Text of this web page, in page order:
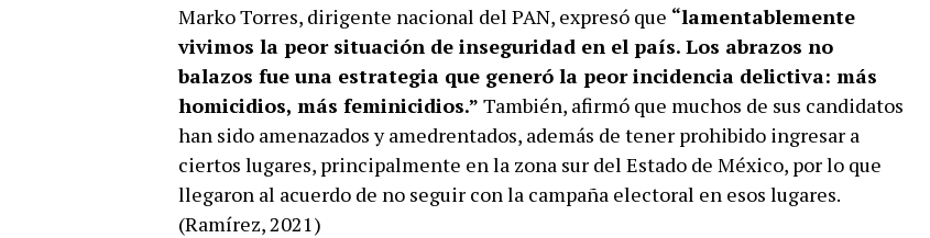
Marko Torres, dirigente nacional del PAN, expresó que “lamentablemente
vivimos la peor situación de inseguridad en el país. Los abrazos no
balazos fue una estrategia que generó la peor incidencia delictiva: más
homicidios, más feminicidios.” También, afirmó que muchos de sus candidatos
han sido amenazados y amedrentados, además de tener prohibido ingresar a
ciertos lugares, principalmente en la zona sur del Estado de México, por lo que
llegaron al acuerdo de no seguir con la campaña electoral en esos lugares.
(Ramírez, 2021)